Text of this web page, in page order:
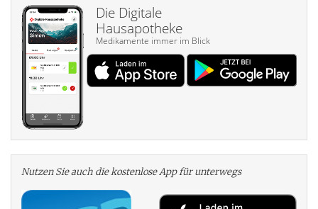
Die Digitale
Hausapotheke
Medikamente immer im Blick
Nutzen Sie auch die kosten­lose App für unterwegs